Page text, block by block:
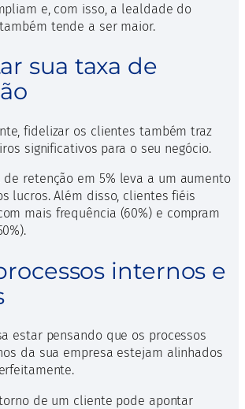
e, com isso, a lealdade do
tende a ser maior.
sua taxa de
fidelizar os clientes também traz
significativos para o seu negócio.
de retenção em 5% leva a um aumento
lucros. Além disso, clientes fiéis
mais frequência (60%) e compram
internos e
estar pensando que os processos
da sua empresa estejam alinhados
de um cliente pode apontar